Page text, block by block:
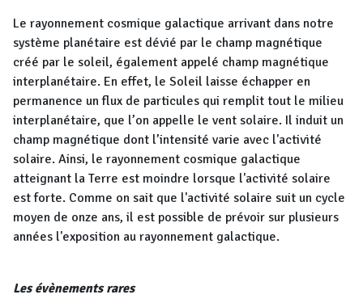
Le rayonnement cosmique galactique arrivant dans notre
système planétaire est dévié par le champ magnétique
créé par le soleil, également appelé champ magnétique
interplanétaire. En effet, le Soleil laisse échapper en
permanence un flux de particules qui remplit tout le milieu
interplanétaire, que l’on appelle le vent solaire. Il induit un
champ magnétique dont l’intensité varie avec l'activité
solaire. Ainsi, le rayonnement cosmique galactique
atteignant la Terre est moindre lorsque l'activité solaire
est forte. Comme on sait que l'activité solaire suit un cycle
moyen de onze ans, il est possible de prévoir sur plusieurs
années l'exposition au rayonnement galactique.
Les évènements rares